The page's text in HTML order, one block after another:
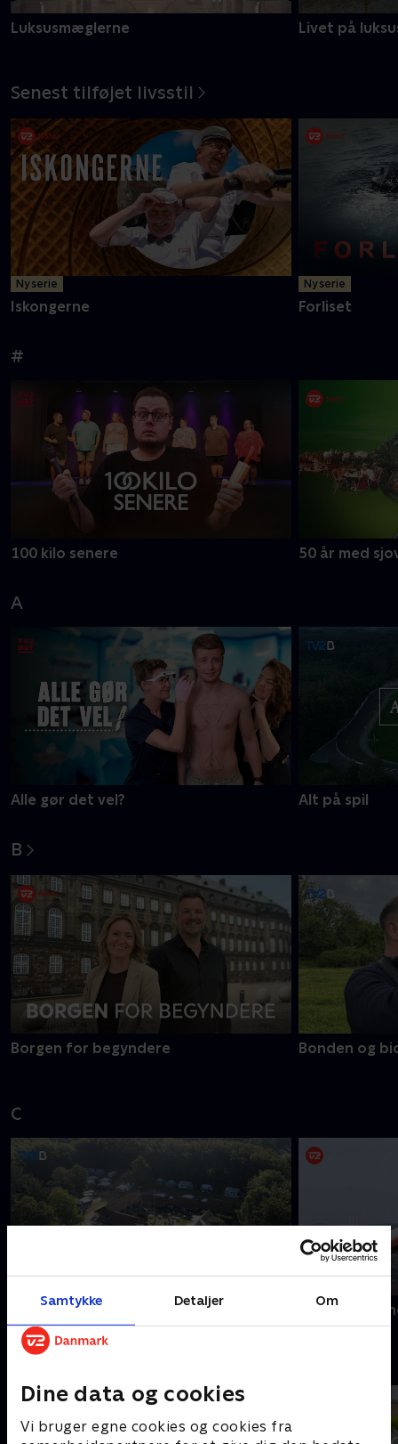
Samtykke Detaljer Om
Dine data og cookies
Vi bruger egne cookies og cookies fra
Luksusmæglerne Livet på
Senest tilføjet livsstil
Ny serie
Iskongerne
Ny serie
Forliset
#
100 kilo senere 50 år med
A
Alle gør det vel? Alt på spil
B
Borgen for begyndere Bonden og
C
Campingpladsen CPH